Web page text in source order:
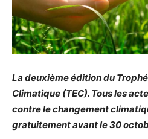
La deuxième édition du
Climatique (TEC). Tous les
contre le changement
gratuitement avant le 30